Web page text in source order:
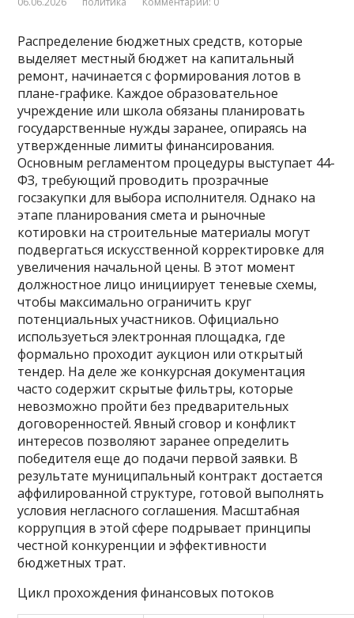
Распределение бюджетных средств, которые
выделяет местный бюджет на капитальный
ремонт, начинается с формирования лотов в
плане-графике. Каждое образовательное
учреждение или школа обязаны планировать
государственные нужды заранее, опираясь на
утвержденные лимиты финансирования.
Основным регламентом процедуры выступает 44-
ФЗ, требующий проводить прозрачные
госзакупки для выбора исполнителя. Однако на
этапе планирования смета и рыночные
котировки на строительные материалы могут
подвергаться искусственной корректировке для
увеличения начальной цены. В этот момент
должностное лицо инициирует теневые схемы,
чтобы максимально ограничить круг
потенциальных участников. Официально
используеться электронная площадка, где
формально проходит аукцион или открытый
тендер. На деле же конкурсная документация
часто содержит скрытые фильтры, которые
невозможно пройти без предварительных
договоренностей. Явный сговор и конфликт
интересов позволяют заранее определить
победителя еще до подачи первой заявки. В
результате муниципальный контракт достается
аффилированной структуре, готовой выполнять
условия негласного соглашения. Масштабная
коррупция в этой сфере подрывает принципы
честной конкуренции и эффективности
бюджетных трат.
Цикл прохождения финансовых потоков